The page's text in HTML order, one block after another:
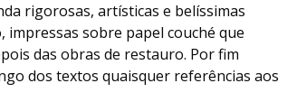
rigorosas, artísticas e belíssimas
sobre papel couché que
das obras de restauro. Por fim
dos textos quaisquer referências aos